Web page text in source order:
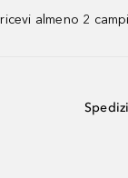
almeno 2